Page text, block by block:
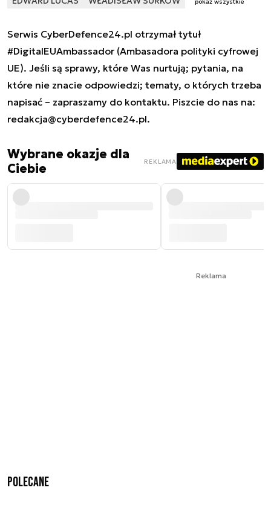
Serwis CyberDefence24.pl otrzymał tytuł
#DigitalEUAmbassador (Ambasadora polityki cyfrowej
UE). Jeśli są sprawy, które Was nurtują; pytania, na
które nie znacie odpowiedzi; tematy, o których trzeba
napisać – zapraszamy do kontaktu. Piszcie do nas na:
redakcja@cyberdefence24.pl.
Wybrane okazje dla
Ciebie
REKLAMA
Reklama
Polecane